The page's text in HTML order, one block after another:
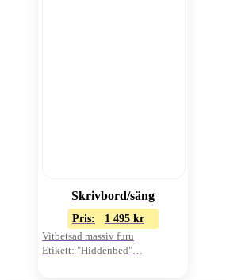
Skrivbord/säng
Pris: 1 495 kr
Vitbetsad massiv furu
Etikett: "Hiddenbed"